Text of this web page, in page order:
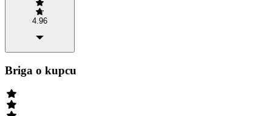
4.96
Briga o kupcu